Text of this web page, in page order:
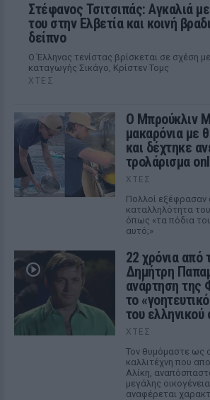
Στέφανος Τσιτσιπάς: Αγκαλιά
του στην Ελβετία και κοινή
δείπνο
Ο Έλληνας τενίστας βρίσκεται σε σχέση
καταγωγής Σικάγο, Κρίστεν Τομς
ΧΤΕΣ
Ο Μπρούκλιν
μακαρόνια με
και δέχτηκε
τρολάρισμα
ΧΤΕΣ
Πολλοί εξέφρασαν
καταλληλότητα
όπως «τα πόδια
αυτό;»
22 χρόνια από
Δημήτρη
ανάρτηση της
το
του ελληνικού
ΧΤΕΣ
Τον θυμόμαστε ως
καλλιτέχνη που
Αλίκη,
μεγάλης
αναφέρεται